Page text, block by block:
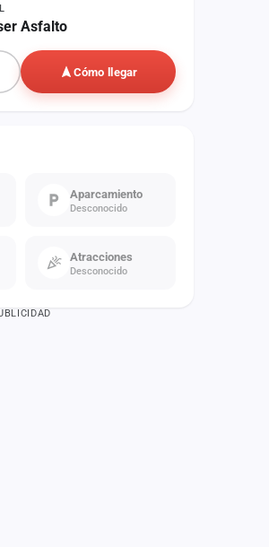
Asfalto
Cómo llegar
Aparcamiento
Desconocido
Atracciones
Desconocido